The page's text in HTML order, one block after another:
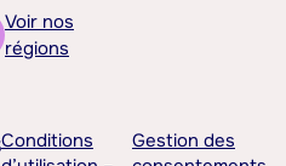
Voir nos
régions
Conditions
Gestion des